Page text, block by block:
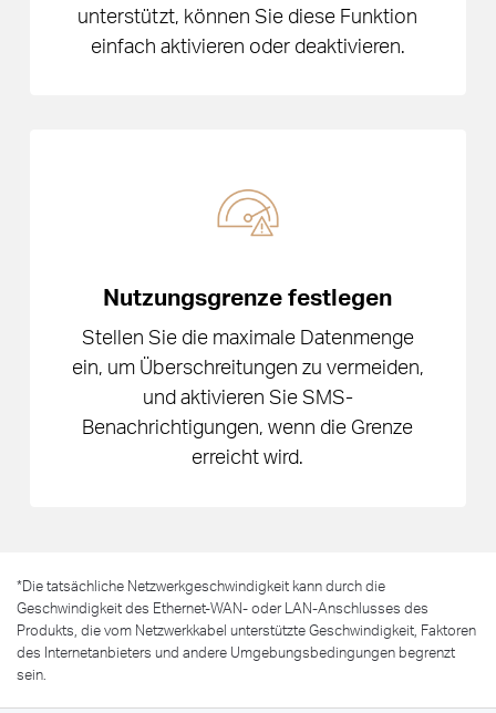
unterstützt, können Sie diese Funktion
einfach aktivieren oder deaktivieren.
Nutzungsgrenze festlegen
Stellen Sie die maximale Datenmenge
ein, um Überschreitungen zu vermeiden,
und aktivieren Sie SMS-
Benachrichtigungen, wenn die Grenze
erreicht wird.
*Die tatsächliche Netzwerkgeschwindigkeit kann durch die
Geschwindigkeit des Ethernet-WAN- oder LAN-Anschlusses des
Produkts, die vom Netzwerkkabel unterstützte Geschwindigkeit, Faktoren
des Internetanbieters und andere Umgebungsbedingungen begrenzt
sein.